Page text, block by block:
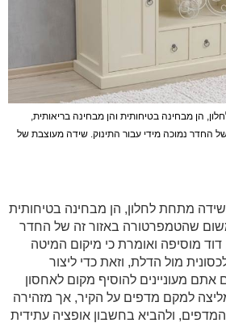
הן מבחינה בטיחותית והן מבחינה בריאותית,
החדר נמוכה מידי עבור התינוק. שידה מעוצבת של
מתחת לחלון, הן מבחינה בטיחותית
שהטמפרטורה באזור זה של החדר
דוד מוסיפה ואומרת כי מיקום המיטה
מול הדלת, וזאת כדי ליצור
מעוניינים להוסיף מקום לאחסון
למקם מדפים על הקיר, אך מזהירה
ולהביא בחשבון אופציה עתידית